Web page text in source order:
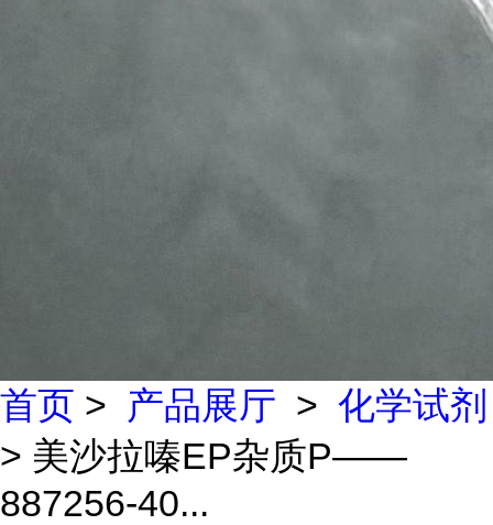
首页 > 产品展厅 > 化学试剂
> 美沙拉嗪EP杂质P——
887256-40...